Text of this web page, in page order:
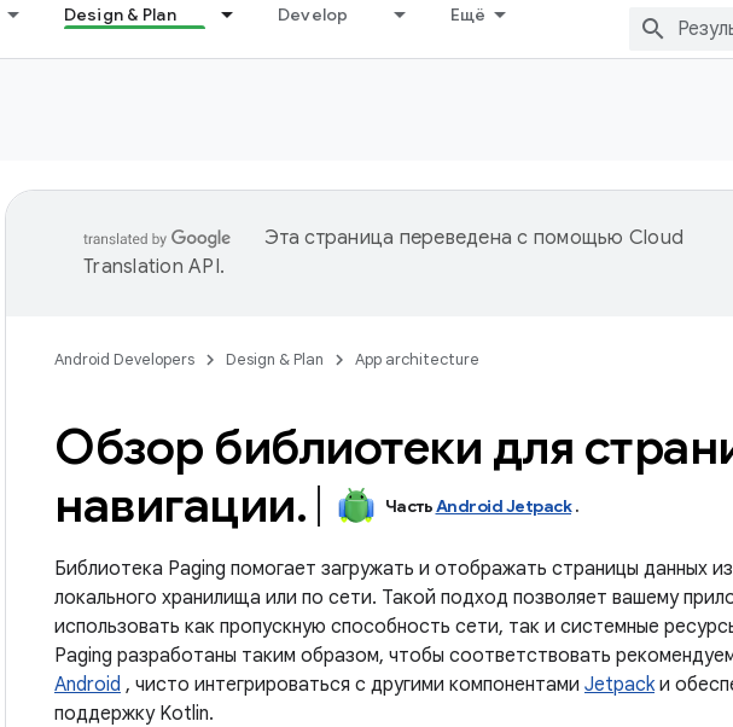
Design & Plan Develop Ещё
Эта страница переведена с помощью Cloud
Translation API.
Android Developers Design & Plan App architecture
Обзор библиотеки для
навигации. ЧастьAndroid Jetpack .
Библиотека Paging помогает загружать и отображать страницы данных
локального хранилища или по сети. Такой подход позволяет вашему
использовать как пропускную способность сети, так и системные
Paging разработаны таким образом, чтобы соответствовать
Android , чисто интегрироваться с другими компонентами Jetpackи
поддержку Kotlin.